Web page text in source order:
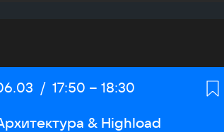
/ Начало:
17:50 – Конец:
18:30
& Highload